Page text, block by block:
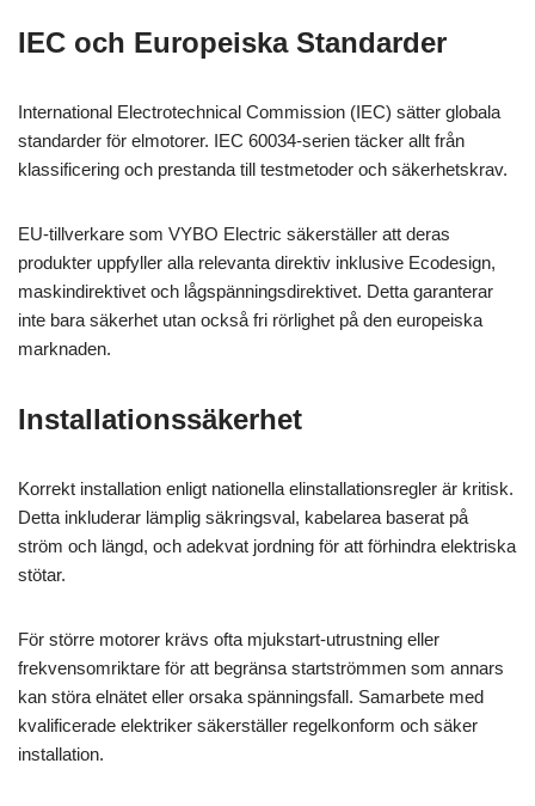
IEC och Europeiska Standarder
International Electrotechnical Commission (IEC) sätter globala
standarder för elmotorer. IEC 60034-serien täcker allt från
klassificering och prestanda till testmetoder och säkerhetskrav.
EU-tillverkare som VYBO Electric säkerställer att deras
produkter uppfyller alla relevanta direktiv inklusive Ecodesign,
maskindirektivet och lågspänningsdirektivet. Detta garanterar
inte bara säkerhet utan också fri rörlighet på den europeiska
marknaden.
Installationssäkerhet
Korrekt installation enligt nationella elinstallationsregler är kritisk.
Detta inkluderar lämplig säkringsval, kabelarea baserat på
ström och längd, och adekvat jordning för att förhindra elektriska
stötar.
För större motorer krävs ofta mjukstart-utrustning eller
frekvensomriktare för att begränsa startströmmen som annars
kan störa elnätet eller orsaka spänningsfall. Samarbete med
kvalificerade elektriker säkerställer regelkonform och säker
installation.